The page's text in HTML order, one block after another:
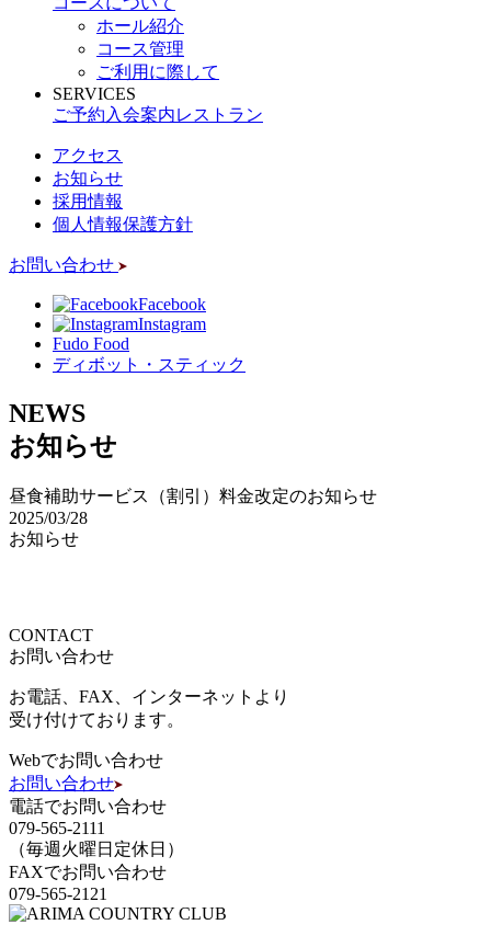
ホール紹介
コース管理
ご利用に際して
SERVICES
ご予約 入会案内レストラン
アクセス
お知らせ
採用情報
個人情報保護方針
お問い合わせ
Facebook
Instagram
Fudo Food
ディボット・スティック
NEWS
お知らせ
昼食補助サービス（割引）料金改定のお知らせ
2025/03/28
お知らせ
CONTACT
お問い合わせ
お電話、FAX、インターネットより
受け付けております。
Webでお問い合わせ
お問い合わせ
電話でお問い合わせ
079-565-2111
（毎週火曜日定休日）
FAXでお問い合わせ
079-565-2121